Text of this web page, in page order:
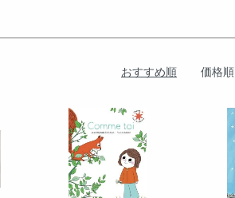
おすすめ順 価格順